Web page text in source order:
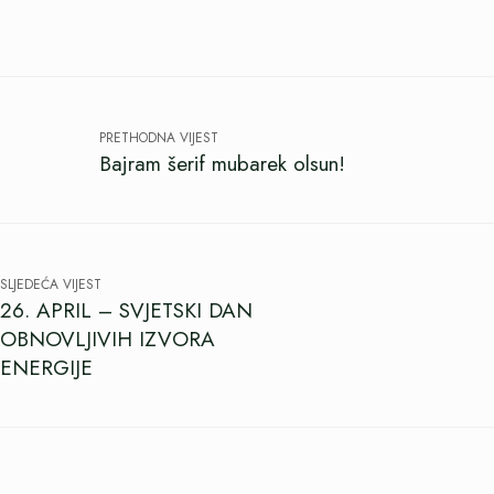
PRETHODNA VIJEST
Bajram šerif mubarek olsun!
SLJEDEĆA VIJEST
26. APRIL – SVJETSKI DAN
OBNOVLJIVIH IZVORA
ENERGIJE